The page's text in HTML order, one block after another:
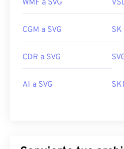
WMF a SVG
CGM a SVG SK
CDR a SVG
AI a SVG